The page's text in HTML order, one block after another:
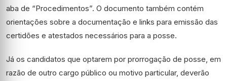
aba de “Procedimentos”. O documento também contém
orientações sobre a documentação e links para emissão das
certidões e atestados necessários para a posse.
Já os candidatos que optarem por prorrogação de posse, em
razão de outro cargo público ou motivo particular, deverão